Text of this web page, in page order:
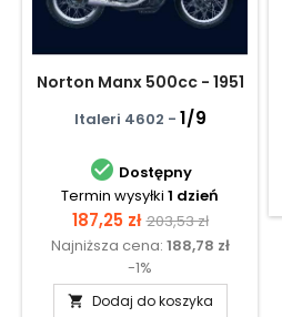
Norton Manx 500cc - 1951
Italeri 4602 - 1/9
 Dostępny
Termin wysyłki 1 dzień
Cena
187,25 zł Cena
podstawowa
203,53 zł
Najniższa cena: 188,78 zł
-1%
 Dodaj do koszyka